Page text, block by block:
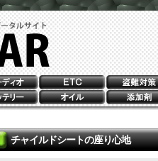
チャイルドシートの座り心地